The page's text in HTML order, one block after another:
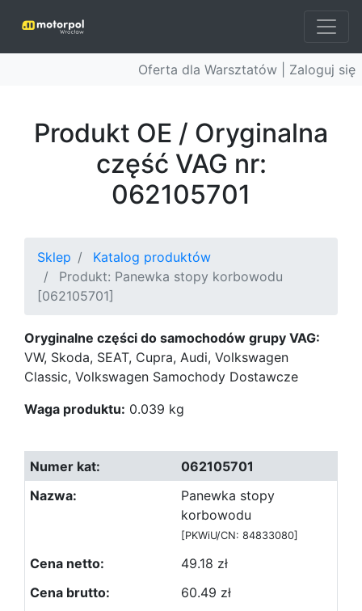
Oferta dla Warsztatów | Zaloguj się
Produkt OE / Oryginalna
część VAG nr:
062105701
Sklep
Katalog produktów
Produkt: Panewka stopy korbowodu
[062105701]
Oryginalne części do samochodów grupy VAG:
VW, Skoda, SEAT, Cupra, Audi, Volkswagen
Classic, Volkswagen Samochody Dostawcze
Waga produktu: 0.039 kg
062105701
Panewka stopy
korbowodu
[PKWiU/CN: 84833080]
49.18 zł
60.49 zł